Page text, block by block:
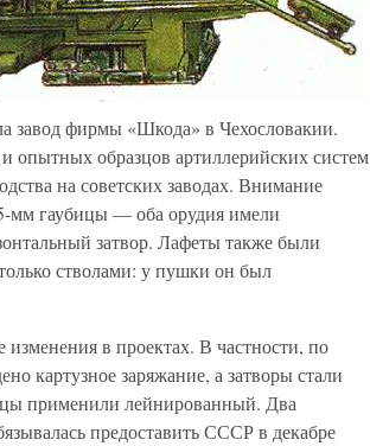
завод фирмы «Шкода» в Чехословакии.
опытных образцов артиллерийских систем
на советских заводах. Внимание
мм гаубицы — оба орудия имели
затвор. Лафеты также были
стволами: у пушки он был
в проектах. В частности, по
картузное заряжание, а затворы стали
применили лейнированный. Два
предоставить СССР в декабре